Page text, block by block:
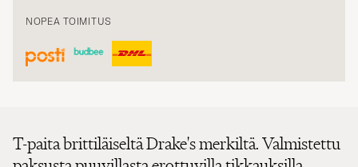
NOPEA TOIMITUS
T-paita brittiläiseltä Drake's merkiltä. Valmistettu